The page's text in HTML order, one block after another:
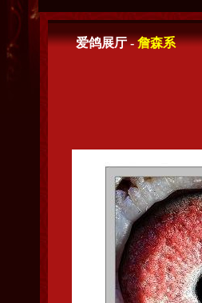
爱鸽展厅 -詹森系